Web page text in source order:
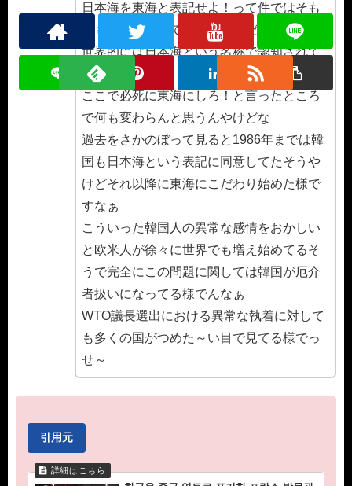
日本海を東海と表記せよ！って件ではそも
そも東海と言うてるのは韓国だけであって
世界的には日本海という名称で認知されて
るんやさかいに
ここで必死に東海にしろ！と言ったところ
で何も変わらんと思うんやけどな
過去をさかのぼって見ると1986年までは韓
国も日本海という表記に同意してたそうや
けどそれ以降に東海にこだわり始めた様で
すなぁ
こういった韓国人の異常な感情をおかしい
と欧米人が徐々に世界でも増え始めてるそ
うで完全にこの問題に関しては韓国が厄介
者扱いになってる様でんなぁ
WTO議長選出における異常な執着に対して
も多くの国がつめた～い目で見てる様でっ
せ～
引用元